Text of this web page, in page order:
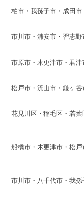
柏市・我孫子市・成田市
市川市・浦安市・習志野
市原市・木更津市・君津
松戸市・流山市・鎌ヶ谷
花見川区・稲毛区・若葉
船橋市・木更津市・松戸
市川市・八千代市・我孫